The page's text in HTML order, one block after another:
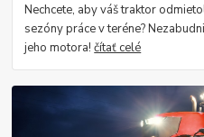
Nechcete, aby váš traktor
sezóny práce v teréne?
jeho motora!čítať celé